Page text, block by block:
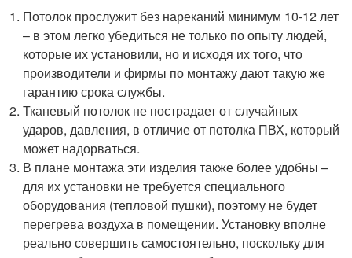
Потолок прослужит без нареканий минимум 10-12 лет
– в этом легко убедиться не только по опыту людей,
которые их установили, но и исходя их того, что
производители и фирмы по монтажу дают такую же
гарантию срока службы.
Тканевый потолок не пострадает от случайных
ударов, давления, в отличие от потолка ПВХ, который
может надорваться.
В плане монтажа эти изделия также более удобны –
для их установки не требуется специального
оборудования (тепловой пушки), поэтому не будет
перегрева воздуха в помещении. Установку вполне
реально совершить самостоятельно, поскольку для